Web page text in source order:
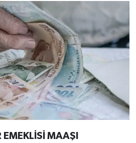
EMEKLİSİ MAAŞI